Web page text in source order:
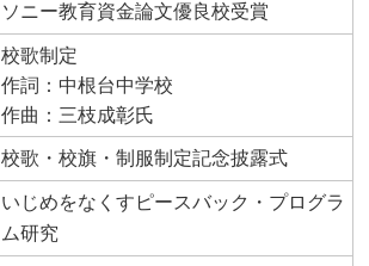
ソニー教育資金論文優良校受賞
校歌制定
作詞：中根台中学校
作曲：三枝成彰氏
校歌・校旗・制服制定記念披露式
いじめをなくすピースバック・プログラ
ム研究